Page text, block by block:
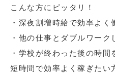
こんな方にピッタリ！
・深夜割増時給で効率よく
・他の仕事とダブルワーク
・学校が終わった後の時間
短時間で効率よく稼ぎたい